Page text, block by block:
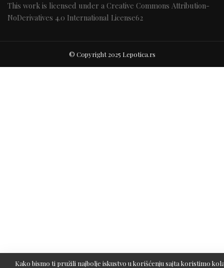
This work is licensed under a Creative Commons Attribution-
NoDerivatives 4.0 International License62
© Copyright 2025 Lepotica.rs
Kako bismo ti pružili najbolje iskustvo u korišćenju sajta koristimo